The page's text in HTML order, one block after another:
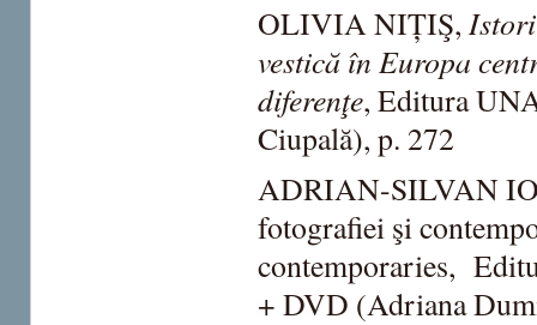
OLIVIA NIȚIŞ,
vestică în Europa
diferenţe, Editura
Ciupală), p. 272
ADRIAN-SILVAN
fotografiei şi
contemporaries,
+ DVD (Adriana